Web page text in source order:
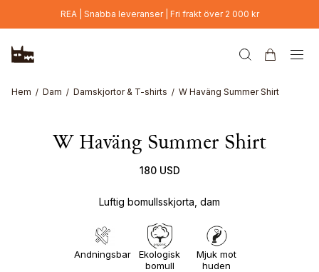
Hoppa till huvudinnehållREA | Snabba leveranser | Fri frakt över 2 000 kr
Hem Dam Damskjortor & T-shirts W Haväng Summer Shirt
W Haväng Summer Shirt
180 USD
Luftig bomullsskjorta, dam
Andningsbar
Ekologisk
bomull
Mjuk mot
huden